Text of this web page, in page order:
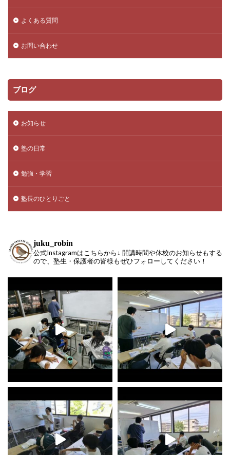
よくある質問
お問い合わせ
ブログ
お知らせ
塾の日常
勉強・学習
塾長のひとりごと
juku_robin
公式Instagramはこちらから↓ 開講時間や休校のお知らせもする
ので、塾生・保護者の皆様もぜひフォローしてください！